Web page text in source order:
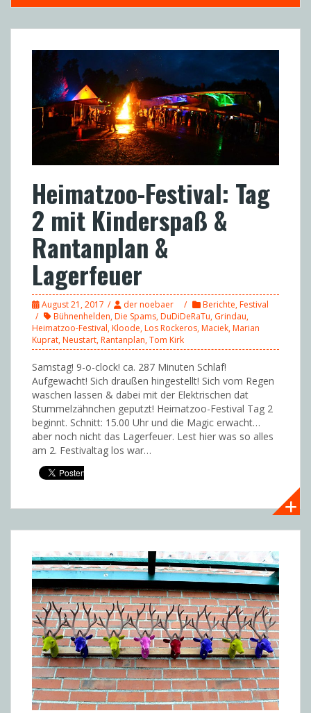
Heimatzoo-Festival: Tag
2 mit Kinderspaß &
Rantanplan &
Lagerfeuer
August 21, 2017 der noebaer Berichte,Festival
Bühnenhelden,Die Spams,DuDiDeRaTu, Grindau,
Heimatzoo-Festival,Kloode,Los Rockeros,Maciek,Marian
Kuprat,Neustart,Rantanplan,Tom Kirk
Samstag! 9-o-clock! ca. 287 Minuten Schlaf!
Aufgewacht! Sich draußen hingestellt! Sich vom Regen
waschen lassen & dabei mit der Elektrischen dat
Stummelzähnchen geputzt! Heimatzoo-Festival Tag 2
beginnt. Schnitt: 15.00 Uhr und die Magic erwacht…
aber noch nicht das Lagerfeuer. Lest hier was so alles
am 2. Festivaltag los war…